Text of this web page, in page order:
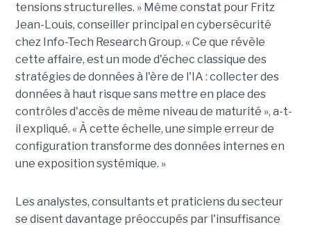
tensions structurelles. » Même constat pour Fritz
Jean-Louis, conseiller principal en cybersécurité
chez Info-Tech Research Group. « Ce que révèle
cette affaire, est un mode d'échec classique des
stratégies de données à l'ère de l'IA : collecter des
données à haut risque sans mettre en place des
contrôles d'accès de même niveau de maturité », a-t-
il expliqué. « À cette échelle, une simple erreur de
configuration transforme des données internes en
une exposition systémique. »
Les analystes, consultants et praticiens du secteur
se disent davantage préoccupés par l'insuffisance